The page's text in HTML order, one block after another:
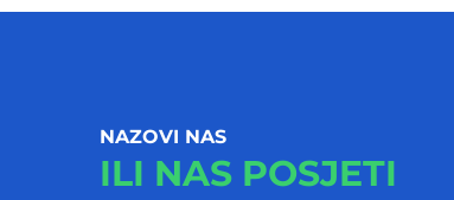
NAZOVI NAS
ILI NAS POSJETI